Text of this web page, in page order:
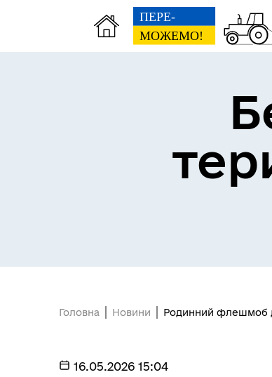
Головна Новини Родинний флешмоб
16.05.2026 15:04